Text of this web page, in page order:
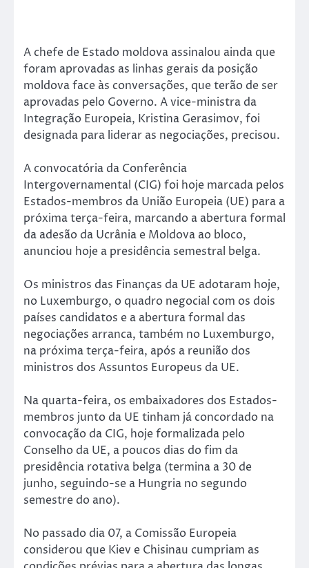
A chefe de Estado moldova assinalou ainda que
foram aprovadas as linhas gerais da posição
moldova face às conversações, que terão de ser
aprovadas pelo Governo. A vice-ministra da
Integração Europeia, Kristina Gerasimov, foi
designada para liderar as negociações, precisou.
A convocatória da Conferência
Intergovernamental (CIG) foi hoje marcada pelos
Estados-membros da União Europeia (UE) para a
próxima terça-feira, marcando a abertura formal
da adesão da Ucrânia e Moldova ao bloco,
anunciou hoje a presidência semestral belga.
Os ministros das Finanças da UE adotaram hoje,
no Luxemburgo, o quadro negocial com os dois
países candidatos e a abertura formal das
negociações arranca, também no Luxemburgo,
na próxima terça-feira, após a reunião dos
ministros dos Assuntos Europeus da UE.
Na quarta-feira, os embaixadores dos Estados-
membros junto da UE tinham já concordado na
convocação da CIG, hoje formalizada pelo
Conselho da UE, a poucos dias do fim da
presidência rotativa belga (termina a 30 de
junho, seguindo-se a Hungria no segundo
semestre do ano).
No passado dia 07, a Comissão Europeia
considerou que Kiev e Chisinau cumpriam as